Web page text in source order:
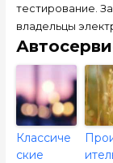
тестирование.
владельцы
Классиче
ские